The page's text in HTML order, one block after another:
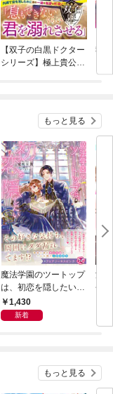
【双子の白黒ドクター
シリーズ】極上貴公子
執
会
もっと見る
魔法学園のツートップ
は、初恋を隠したい
盗み聞きで失恋を知っ
たはずの人と結ばれる
1,430
新着
濃
長
もっと見る